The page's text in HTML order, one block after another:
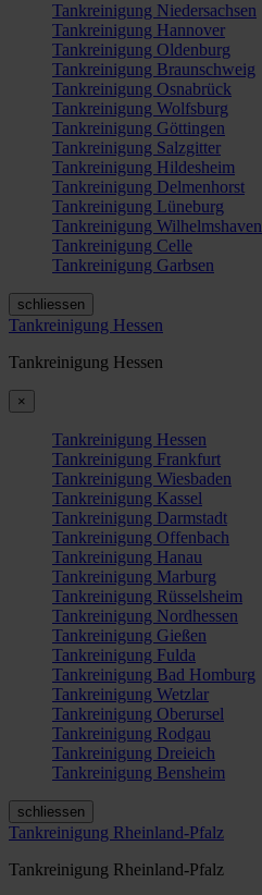
Tankreinigung Niedersachsen
Tankreinigung Hannover
Tankreinigung Oldenburg
Tankreinigung Braunschweig
Tankreinigung Osnabrück
Tankreinigung Wolfsburg
Tankreinigung Göttingen
Tankreinigung Salzgitter
Tankreinigung Hildesheim
Tankreinigung Delmenhorst
Tankreinigung Lüneburg
Tankreinigung Wilhelmshaven
Tankreinigung Celle
Tankreinigung Garbsen
schliessen
Tankreinigung Hessen
Tankreinigung Hessen
×
Tankreinigung Hessen
Tankreinigung Frankfurt
Tankreinigung Wiesbaden
Tankreinigung Kassel
Tankreinigung Darmstadt
Tankreinigung Offenbach
Tankreinigung Hanau
Tankreinigung Marburg
Tankreinigung Rüsselsheim
Tankreinigung Nordhessen
Tankreinigung Gießen
Tankreinigung Fulda
Tankreinigung Bad Homburg
Tankreinigung Wetzlar
Tankreinigung Oberursel
Tankreinigung Rodgau
Tankreinigung Dreieich
Tankreinigung Bensheim
schliessen
Tankreinigung Rheinland-Pfalz
Tankreinigung Rheinland-Pfalz